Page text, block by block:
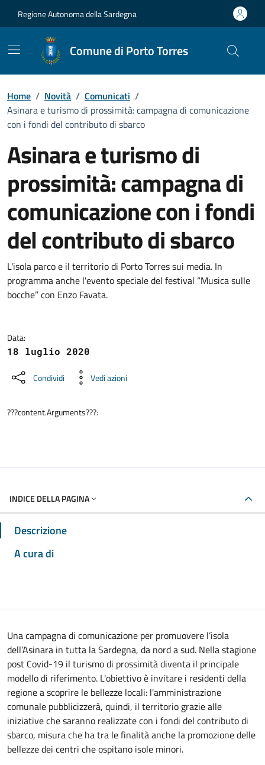
Regione Autonoma della Sardegna
Comune di Porto Torres
Home / Novità / Comunicati /
Asinara e turismo di prossimità: campagna di comunicazione
con i fondi del contributo di sbarco
Asinara e turismo di
prossimità: campagna di
comunicazione con i fondi
del contributo di sbarco
Dettagli della notizia
L'isola parco e il territorio di Porto Torres sui media. In
programma anche l'evento speciale del festival “Musica sulle
bocche” con Enzo Favata.
Data:
18 luglio 2020
Condividi Vedi azioni
???content.Arguments???:
INDICE DELLA PAGINA
Descrizione
A cura di
Una campagna di comunicazione per promuovere l’isola
dell’Asinara in tutta la Sardegna, da nord a sud. Nella stagione
post Covid-19 il turismo di prossimità diventa il principale
modello di riferimento. L'obiettivo è invitare i residenti della
regione a scoprire le bellezze locali: l'amministrazione
comunale pubblicizzerà, quindi, il territorio grazie alle
iniziative che saranno realizzate con i fondi del contributo di
sbarco, misura che ha tra le finalità anche la promozione delle
bellezze dei centri che ospitano isole minori.